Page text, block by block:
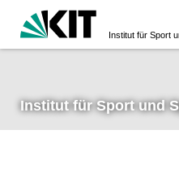
Institut für Sport und